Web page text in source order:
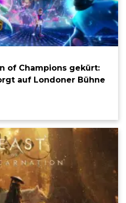
of Champions gekürt:
auf Londoner Bühne